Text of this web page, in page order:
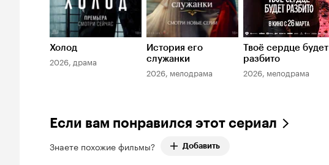
Холод
2026, драма
История его
служанки
2026, мелодрама
Твоё сердце будет
разбито
2026, мелодрама
Если вам понравился этот сериал
Знаете похожие фильмы? Добавить